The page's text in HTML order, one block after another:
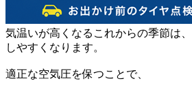
気温いが高くなるこれからの季節は
しやすくなります。
適正な空気圧を保つことで、